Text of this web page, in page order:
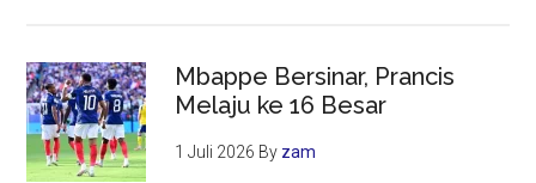
Mbappe Bersinar, Prancis
Melaju ke 16 Besar
1 Juli 2026 By zam